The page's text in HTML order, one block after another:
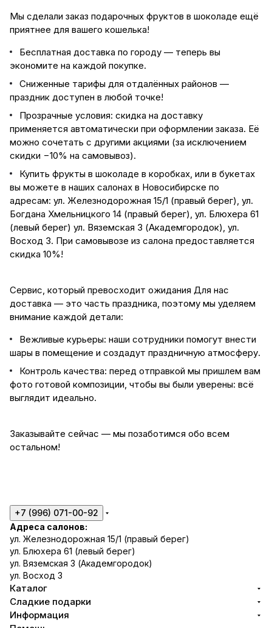
Мы сделали заказ подарочных фруктов в шоколаде ещё
приятнее для вашего кошелька!
Бесплатная доставка по городу — теперь вы
экономите на каждой покупке.
Сниженные тарифы для отдалённых районов —
праздник доступен в любой точке!
Прозрачные условия: скидка на доставку
применяется автоматически при оформлении заказа. Её
можно сочетать с другими акциями (за исключением
скидки −10% на самовывоз).
Купить фрукты в шоколаде в коробках, или в букетах
вы можете в наших салонах в Новосибирске по
адресам: ул. Железнодорожная 15/1 (правый берег), ул.
Богдана Хмельницкого 14 (правый берег), ул. Блюхера 61
(левый берег) ул. Вяземская 3 (Академгородок), ул.
Восход 3. При самовывозе из салона предоставляется
скидка 10%!
Сервис, который превосходит ожидания Для нас
доставка — это часть праздника, поэтому мы уделяем
внимание каждой детали:
Вежливые курьеры: наши сотрудники помогут внести
шары в помещение и создадут праздничную атмосферу.
Контроль качества: перед отправкой мы пришлем вам
фото готовой композиции, чтобы вы были уверены: всё
выглядит идеально.
Заказывайте сейчас — мы позаботимся обо всем
остальном!
+7 (996) 071-00-92
Адреса салонов:
ул. Железнодорожная 15/1 (правый берег)
ул. Блюхера 61 (левый берег)
ул. Вяземская 3 (Академгородок)
ул. Восход 3
Каталог
Сладкие подарки
Информация